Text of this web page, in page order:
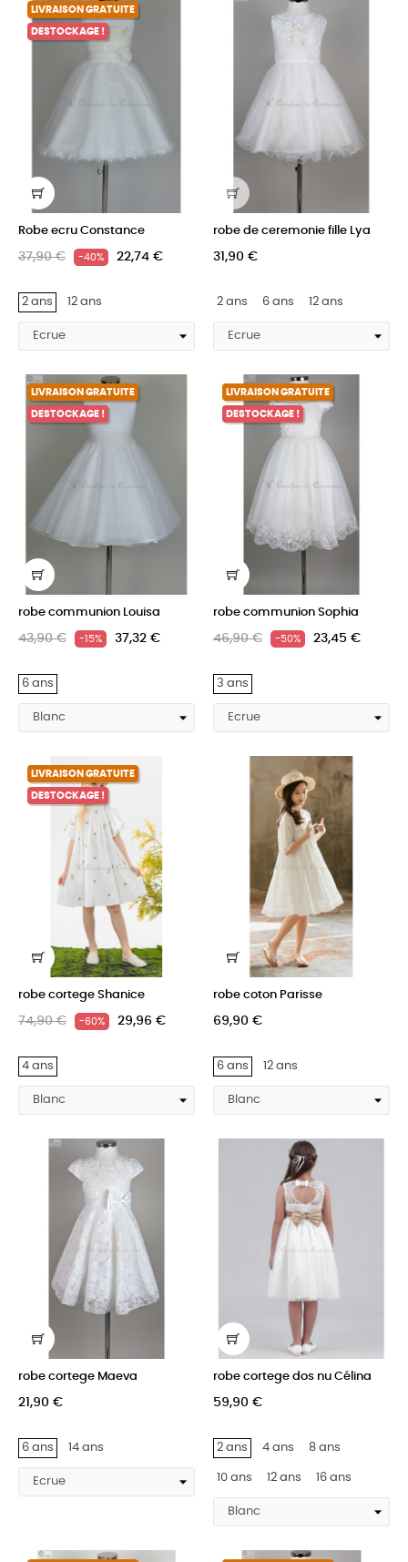
LIVRAISON GRATUITE
DESTOCKAGE !
Robe ecru Constance
37,90 € -40% 22,74 €
2 ans 12 ans
robe de ceremonie fille Lya
31,90 €
2 ans 6 ans 12 ans
LIVRAISON GRATUITE
DESTOCKAGE !
robe communion Louisa
43,90 € -15% 37,32 €
6 ans
LIVRAISON GRATUITE
DESTOCKAGE !
robe communion Sophia
46,90 € -50% 23,45 €
3 ans
LIVRAISON GRATUITE
DESTOCKAGE !
robe cortege Shanice
74,90 € -60% 29,96 €
4 ans
robe coton Parisse
69,90 €
6 ans 12 ans
robe cortege Maeva
21,90 €
6 ans 14 ans
robe cortege dos nu Célina
59,90 €
2 ans 4 ans 8 ans
10 ans 12 ans 16 ans